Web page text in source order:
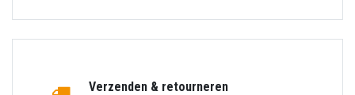
Verzenden & retourneren